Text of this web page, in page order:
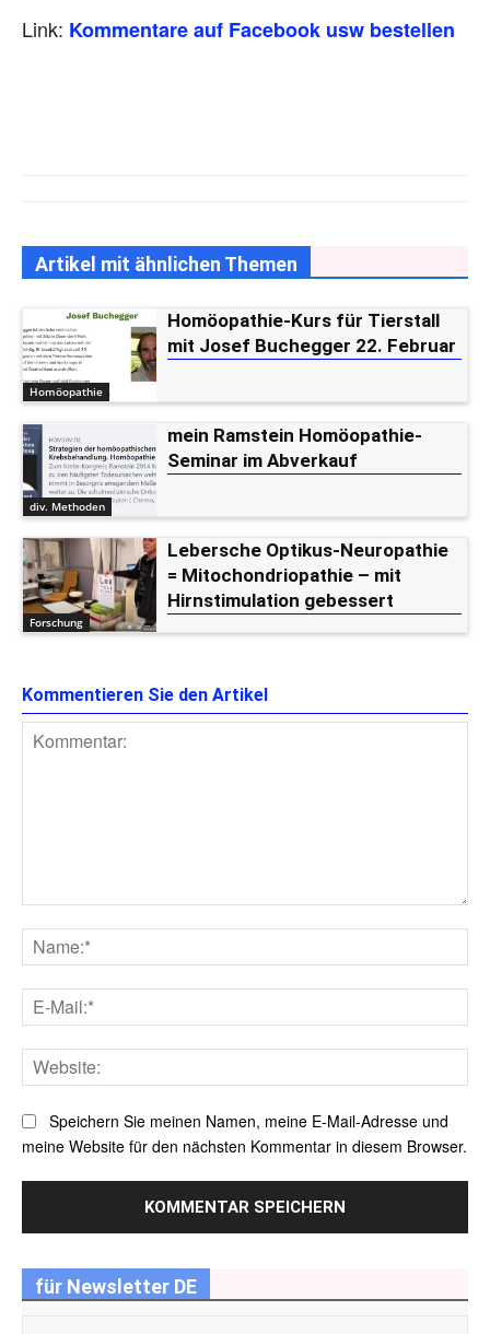
Link: Kommentare auf Facebook usw bestellen
Artikel mit ähnlichen Themen
Homöopathie
Homöopathie-Kurs für Tierstall
mit Josef Buchegger 22. Februar
div. Methoden
mein Ramstein Homöopathie-
Seminar im Abverkauf
Forschung
Lebersche Optikus-Neuropathie
= Mitochondriopathie – mit
Hirnstimulation gebessert
Kommentieren Sie den Artikel
Speichern Sie meinen Namen, meine E-Mail-Adresse und
meine Website für den nächsten Kommentar in diesem Browser.
für Newsletter DE